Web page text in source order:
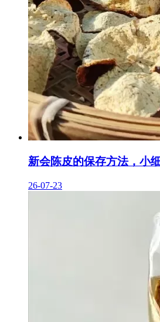
新会陈皮的保存方法，小
26-07-23